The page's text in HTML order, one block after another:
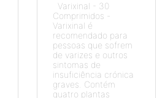
Varixinal - 30
Comprimidos -
Varixinal é
recomendado para
pessoas que sofrem
de varizes e outros
sintomas de
insuficiência crónica
graves. Contém
quatro plantas